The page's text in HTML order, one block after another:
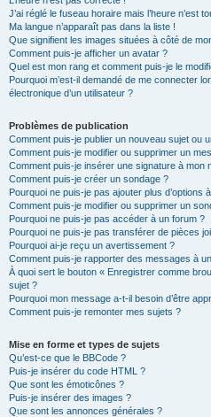
J’ai réglé le fuseau horaire mais l’heure n’est
Ma langue n’apparaît pas dans la liste !
Que signifient les images situées à côté de
Comment puis-je afficher un avatar ?
Quel est mon rang et comment puis-je le
Pourquoi m’est-il demandé de me connecter
électronique d’un utilisateur ?
Problèmes de publication
Comment puis-je publier un nouveau sujet ou
Comment puis-je modifier ou supprimer un
Comment puis-je insérer une signature à mon
Comment puis-je créer un sondage ?
Pourquoi ne puis-je pas ajouter plus d’options
Comment puis-je modifier ou supprimer un
Pourquoi ne puis-je pas accéder à un forum ?
Pourquoi ne puis-je pas transférer de pièces
Pourquoi ai-je reçu un avertissement ?
Comment puis-je rapporter des messages à
À quoi sert le bouton « Enregistrer comme
sujet ?
Pourquoi mon message a-t-il besoin d’être
Comment puis-je remonter mes sujets ?
Mise en forme et types de sujets
Qu’est-ce que le BBCode ?
Puis-je insérer du code HTML ?
Que sont les émoticônes ?
Puis-je insérer des images ?
Que sont les annonces générales ?